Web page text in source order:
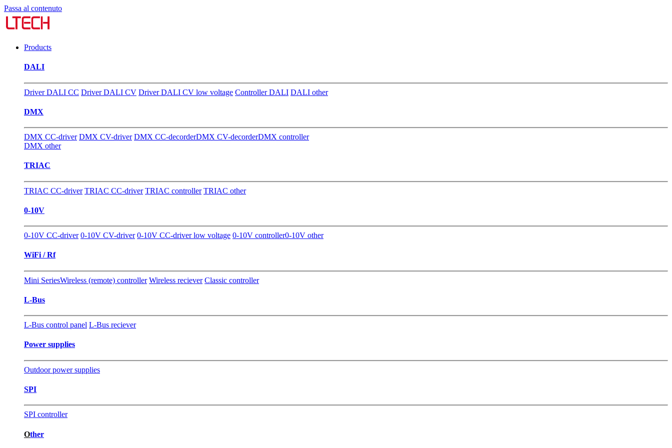
Passa al contenuto
Products
DALI
Driver DALI CC Driver DALI CV Driver DALI CV low voltage Controller DALI DALI other
DMX
DMX CC-driver DMX CV-driver DMX CC-decorderDMX CV-decorderDMX controller
DMX other
TRIAC
TRIAC CC-driver TRIAC CC-driver TRIAC controller TRIAC other
0-10V
0-10V CC-driver 0-10V CV-driver 0-10V CC-driver low voltage 0-10V controller0-10V other
WiFi / Rf
Mini SeriesWireless (remote) controller Wireless reciever Classic controller
L-Bus
L-Bus control panel L-Bus reciever
Power supplies
Outdoor power supplies
SPI
SPI controller
Other